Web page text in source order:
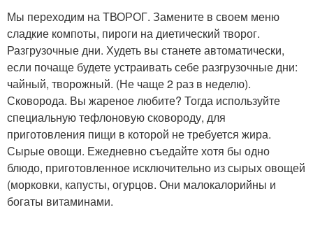
Мы переходим на ТВОРОГ. Замените в своем меню
сладкие компоты, пироги на диетический творог.
Разгрузочные дни. Худеть вы станете автоматически,
если почаще будете устраивать себе разгрузочные дни:
чайный, творожный. (Не чаще 2 раз в неделю).
Сковорода. Вы жареное любите? Тогда используйте
специальную тефлоновую сковороду, для
приготовления пищи в которой не требуется жира.
Сырые овощи. Ежедневно съедайте хотя бы одно
блюдо, приготовленное исключительно из сырых овощей
(морковки, капусты, огурцов. Они малокалорийны и
богаты витаминами.